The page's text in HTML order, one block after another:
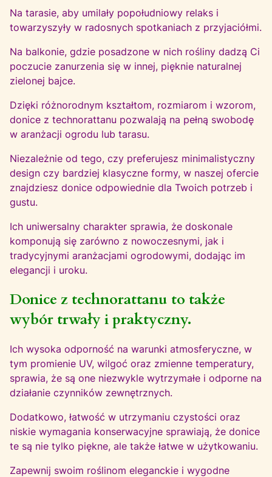
Na tarasie, aby umilały popołudniowy relaks i
towarzyszyły w radosnych spotkaniach z przyjaciółmi.
Na balkonie, gdzie posadzone w nich rośliny dadzą Ci
poczucie zanurzenia się w innej, pięknie naturalnej
zielonej bajce.
Dzięki różnorodnym kształtom, rozmiarom i wzorom,
donice z technorattanu pozwalają na pełną swobodę
w aranżacji ogrodu lub tarasu.
Niezależnie od tego, czy preferujesz minimalistyczny
design czy bardziej klasyczne formy, w naszej ofercie
znajdziesz donice odpowiednie dla Twoich potrzeb i
gustu.
Ich uniwersalny charakter sprawia, że doskonale
komponują się zarówno z nowoczesnymi, jak i
tradycyjnymi aranżacjami ogrodowymi, dodając im
elegancji i uroku.
Donice z technorattanu to także
wybór trwały i praktyczny.
Ich wysoka odporność na warunki atmosferyczne, w
tym promienie UV, wilgoć oraz zmienne temperatury,
sprawia, że są one niezwykle wytrzymałe i odporne na
działanie czynników zewnętrznych.
Dodatkowo, łatwość w utrzymaniu czystości oraz
niskie wymagania konserwacyjne sprawiają, że donice
te są nie tylko piękne, ale także łatwe w użytkowaniu.
Zapewnij swoim roślinom eleganckie i wygodne